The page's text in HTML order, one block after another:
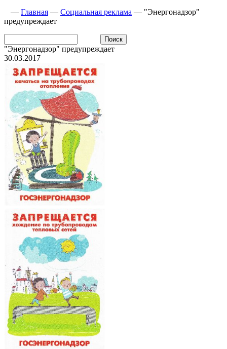
— Главная — Социальная реклама — "Энергонадзор"
предупреждает
"Энергонадзор" предупреждает
30.03.2017